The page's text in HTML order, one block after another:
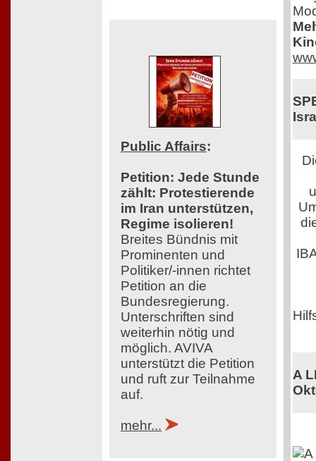
Public Affairs:
Petition: Jede Stunde
zählt: Protestierende
im Iran unterstützen,
Regime isolieren!
Breites Bündnis mit
Prominenten und
Politiker/-innen richtet
Petition an die
Bundesregierung.
Unterschriften sind
weiterhin nötig und
möglich. AVIVA
unterstützt die Petition
und ruft zur Teilnahme
auf.
mehr...
A